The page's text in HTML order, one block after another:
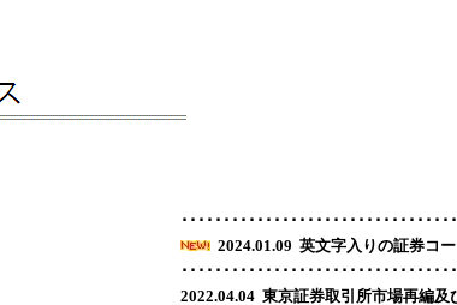
･･･････････････････････････････
2024.01.09 英文字入りの証券コー
･･･････････････････････････････
2022.04.04 東京証券取引所市場再編及